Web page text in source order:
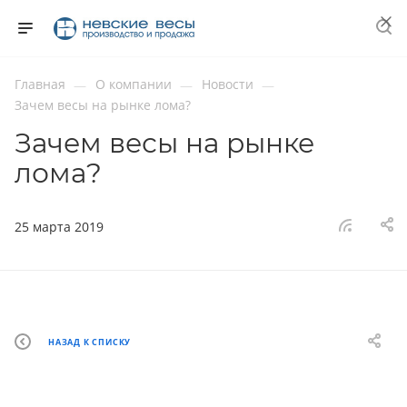
Главная — О компании — Новости —
Зачем весы на рынке лома?
Зачем весы на рынке
лома?
25 марта 2019
НАЗАД К СПИСКУ